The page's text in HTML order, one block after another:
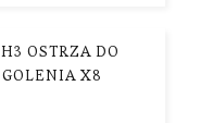
OSTRZA DO
X8